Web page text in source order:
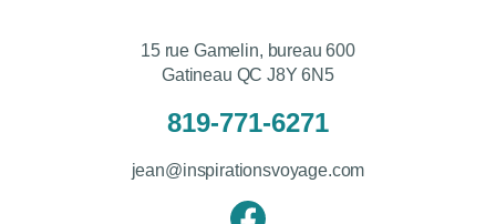
15 rue Gamelin, bureau 600
Gatineau QC J8Y 6N5
819-771-6271
jean@inspirationsvoyage.com